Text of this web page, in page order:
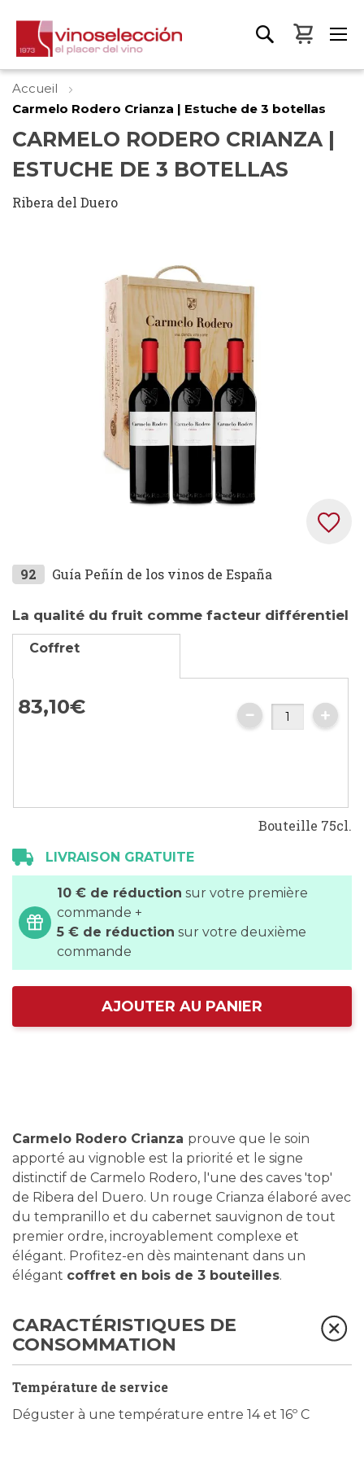
Mon
Accueil
Carmelo Rodero Crianza | Estuche de 3 botellas
CARMELO RODERO CRIANZA |
ESTUCHE DE 3 BOTELLAS
Ribera del Duero
Skip
the
beginning
gallery
92 Guía Peñín de los vinos de España
La qualité du fruit comme facteur différentiel
Coffret
83,10€
Bouteille 75cl.
LIVRAISON GRATUITE
10 € de réduction sur votre première
commande +
5 € de réduction sur votre deuxième
commande
AJOUTER AU PANIER
Carmelo Rodero Crianza prouve que le soin
apporté au vignoble est la priorité et le signe
distinctif de Carmelo Rodero, l'une des caves 'top'
de Ribera del Duero. Un rouge Crianza élaboré avec
du tempranillo et du cabernet sauvignon de tout
premier ordre, incroyablement complexe et
élégant. Profitez-en dès maintenant dans un
élégant coffret en bois de 3 bouteilles.
CARACTÉRISTIQUES DE
CONSOMMATION
Température de service
Déguster à une température entre 14 et 16º C